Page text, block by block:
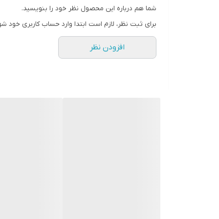
آینه - آینه بک لایت - آینه رینگ لایت - آینه
محسن حسینی-
شما هم درباره این محصول نظر خود را بنویسید.
برای ثبت نظر، لازم است ابتدا وارد حساب کاربری خود
افزودن نظر